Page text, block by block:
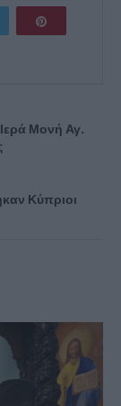
Μονή Αγ.
Κύπριοι